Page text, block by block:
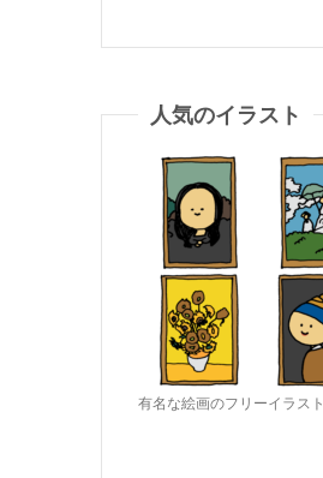
人気のイラスト
有名な絵画のフリーイラスト